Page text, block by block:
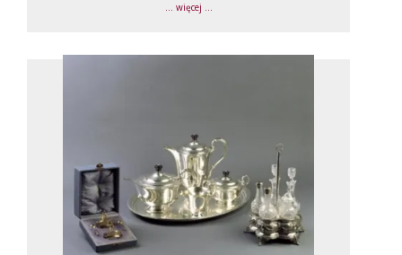
... więcej ...